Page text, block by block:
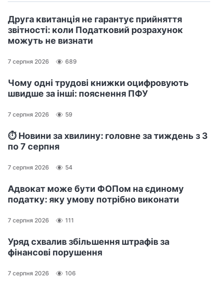
Друга квитанція не гарантує прийняття
звітності: коли Податковий розрахунок
можуть не визнати
7 серпня 2026 689
Чому одні трудові книжки оцифровують
швидше за інші: пояснення ПФУ
7 серпня 2026 59
⏱️ Новини за хвилину: головне за тиждень з 3
по 7 серпня
7 серпня 2026 54
Адвокат може бути ФОПом на єдиному
податку: яку умову потрібно виконати
7 серпня 2026 111
Уряд схвалив збільшення штрафів за
фінансові порушення
7 серпня 2026 106